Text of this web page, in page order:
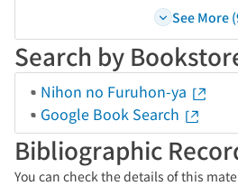
See More
Search by
Nihon no Furuhon-ya
Google Book Search
Bibliographic
You can check the details of this